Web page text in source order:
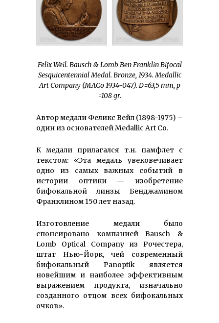
Felix Weil. Bausch & Lomb Ben Franklin Bifocal
Sesquicentennial Medal. Bronze, 1934. Medallic
Art Company (MACo 1934-047). D=63,5mm, p
=108gr.
Автор медали Феликс Вейл (1898-1975) –
один из основателей Medallic Art Co.
К медали прилагался т.н. памфлет с
текстом: «Эта медаль увековечивает
одно из самых важных событий в
истории оптики — изобретение
бифокальной линзы Бенджамином
Франклином 150 лет назад.
Изготовление медали было
спонсировано компанией Bausch &
Lomb Optical Company из Рочестера,
штат Нью-Йорк, чей современный
бифокальный Panoptik является
новейшим и наиболее эффективным
выражением продукта, изначально
созданного отцом всех бифокальных
очков».